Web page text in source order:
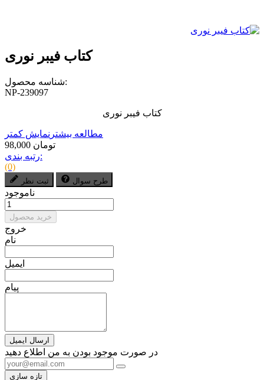
کتاب فیبر نوری
شناسه محصول:
NP-239097
کتاب فیبر نوری
مطالعه بیشتر نمایش کمتر
98,000 تومان
رتبه بندی:
(0)
ثبت نظر طرح سوال
ناموجود
خرید محصول
خروج
نام
ایمیل
پیام
ارسال ایمیل
در صورت موجود بودن به من اطلاع دهید